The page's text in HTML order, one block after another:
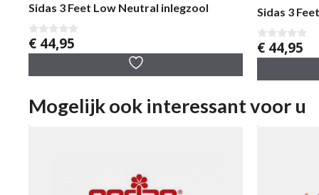
Sidas 3 Feet Low Neutral inlegzool
0
v
5
€ 44,95
Sidas 3
0
v
5
€ 44,95
Mogelijk ook interessant voor u